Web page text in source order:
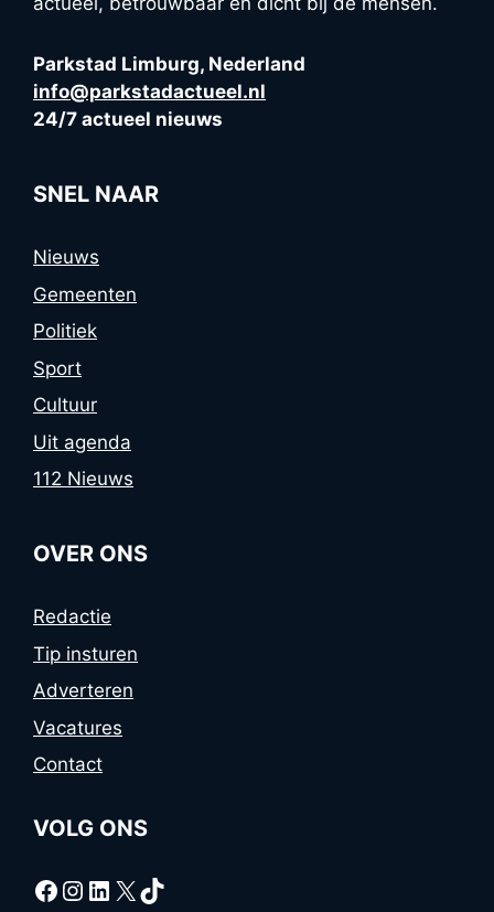
Parkstad Limburg, Nederland
info@parkstadactueel.nl
24/7 actueel nieuws
SNEL NAAR
Nieuws
Gemeenten
Politiek
Sport
Cultuur
Uit agenda
112 Nieuws
OVER ONS
Redactie
Tip insturen
Adverteren
Vacatures
Contact
VOLG ONS
Facebook
Instagram
LinkedIn
X TikTok